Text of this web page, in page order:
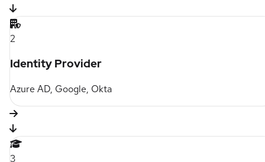
2
Identity Provider
Azure AD, Google, Okta
3